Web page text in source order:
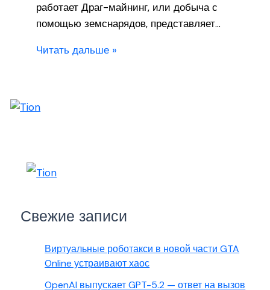
работает Драг-майнинг, или добыча с
помощью земснарядов, представляет…
Читать дальше »
Свежие записи
Виртуальные роботакси в новой части GTA
Online устраивают хаос
OpenAI выпускает GPT-5.2 — ответ на вызов